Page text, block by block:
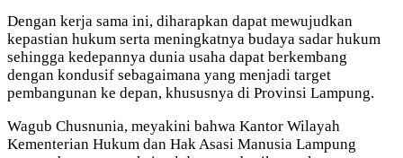
Dengan kerja sama ini, diharapkan dapat mewujudkan
kepastian hukum serta meningkatnya budaya sadar hukum
sehingga kedepannya dunia usaha dapat berkembang
dengan kondusif sebagaimana yang menjadi target
pembangunan ke depan, khususnya di Provinsi Lampung.
Wagub Chusnunia, meyakini bahwa Kantor Wilayah
Kementerian Hukum dan Hak Asasi Manusia Lampung